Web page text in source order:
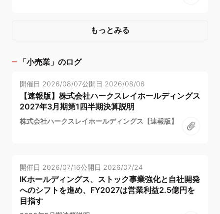
もっとみる
「小売業 」のログ
開催日 2026/08/07公開日 2026/08/06
【速報版】株式会社ハークスレイホールディングス
2027年3月期第1四半期決算説明
株式会社ハークスレイホールディングス【速報版】
開催日 2026/07/16公開日 2026/07/24
IKホールディングス、ストック事業強化と自社開発
へのシフトを進め、FY2027は営業利益2.5億円を
目指す